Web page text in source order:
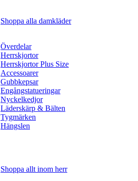
Shoppa alla damkläder
Överdelar
Herrskjortor
Herrskjortor Plus Size
Accessoarer
Gubbkepsar
Engångstatueringar
Nyckelkedjor
Läderskärp & Bälten
Tygmärken
Hängslen
Shoppa allt inom herr